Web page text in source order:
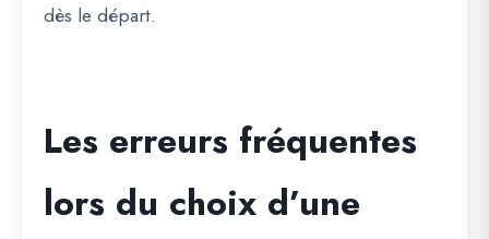
dès le départ.
Les erreurs fréquentes
lors du choix d’une